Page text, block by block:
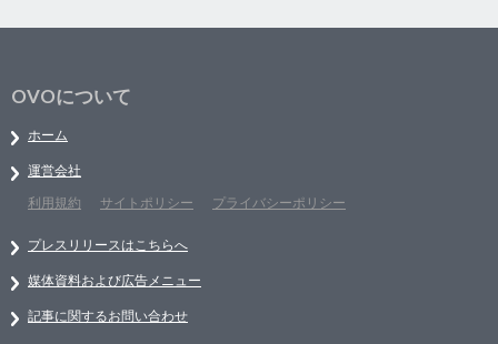
OVOについて
ホーム
運営会社
利用規約
サイトポリシー プライバシーポリシー
プレスリリースはこちらへ
媒体資料および広告メニュー
記事に関するお問い合わせ